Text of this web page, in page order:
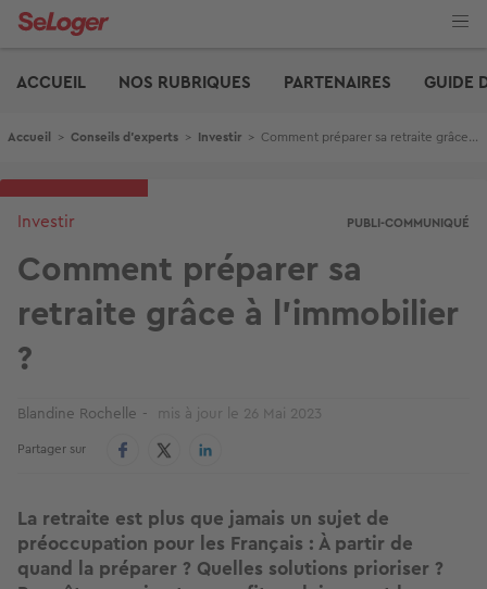
Aller
ACCUEIL
NOS RUBRIQUES PARTENAIRES GUIDE
Fil d'Ariane
Accueil > Conseils d'experts > Investir > Comment préparer sa retraite grâce à l’immobilier ?
PUBLI-COMMUNIQUÉ
Investir
Comment préparer sa
retraite grâce à l’immobilier
?
Blandine Rochelle mis à jour le 26 Mai 2023
Partager sur
La retraite est plus que jamais un sujet de
préoccupation pour les Français : À partir de
quand la préparer ? Quelles solutions prioriser ?